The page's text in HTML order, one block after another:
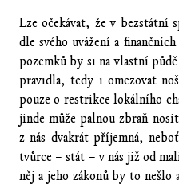
Lze očekávat, že v bezstátní
dle svého uvážení a
pozemků by si na vlastní
pravidla, tedy i omezovat
pouze o restrikce lokálního
jinde může palnou zbraň
z nás dvakrát příjemná,
tvůrce – stát – v nás již od
něj a jeho zákonů by to nešlo